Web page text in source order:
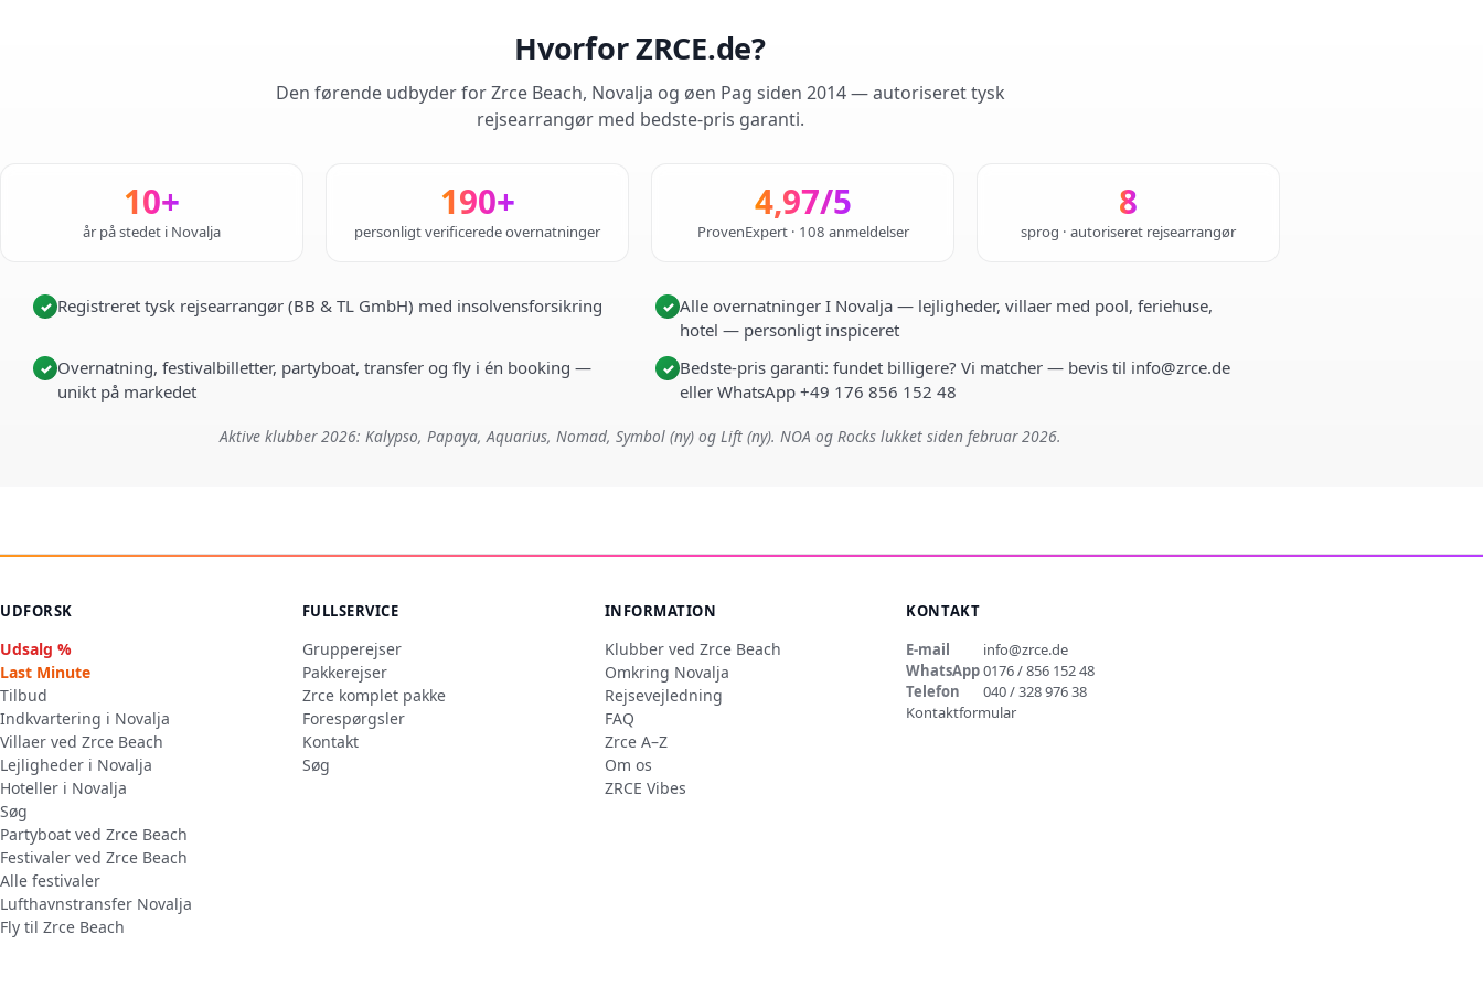
Hvorfor ZRCE.de?
Den førende udbyder for Zrce Beach, Novalja og øen Pag siden 2014 — autoriseret tysk
rejsearrangør med bedste-pris garanti.
10+
år på stedet i Novalja
190+
personligt verificerede overnatninger
4,97/5
ProvenExpert · 108 anmeldelser
8
sprog · autoriseret rejsearrangør
✓ Registreret tysk rejsearrangør (BB & TL GmbH) med insolvensforsikring ✓ Alle overnatninger I Novalja — lejligheder, villaer med pool, feriehuse,
hotel — personligt inspiceret
✓ Overnatning, festivalbilletter, partyboat, transfer og fly i én booking —
unikt på markedet
✓ Bedste-pris garanti: fundet billigere? Vi matcher — bevis til info@zrce.de
eller WhatsApp +49 176 856 152 48
Aktive klubber 2026: Kalypso, Papaya, Aquarius, Nomad, Symbol (ny) og Lift (ny). NOA og Rocks lukket siden februar 2026.
UDFORSK
Udsalg %
Last Minute
Tilbud
Indkvartering i Novalja
Villaer ved Zrce Beach
Lejligheder i Novalja
Hoteller i Novalja
Søg
Partyboat ved Zrce Beach
Festivaler ved Zrce Beach
Alle festivaler
Lufthavnstransfer Novalja
Fly til Zrce Beach
FULLSERVICE
Grupperejser
Pakkerejser
Zrce komplet pakke
Forespørgsler
Kontakt
Søg
INFORMATION
Klubber ved Zrce Beach
Omkring Novalja
Rejsevejledning
FAQ
Zrce A–Z
Om os
ZRCE Vibes
KONTAKT
E-mail
info@zrce.de
WhatsApp0176 / 856 152 48
Telefon
040 / 328 976 38
Kontaktformular